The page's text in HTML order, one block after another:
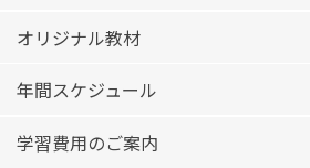
オリジナル教材
年間スケジュール
学習費用のご案内